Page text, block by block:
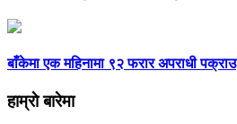
बाँकेमा एक महिनामा ९२ फरार अपराधी पक्राउ
हाम्राे बारेमा